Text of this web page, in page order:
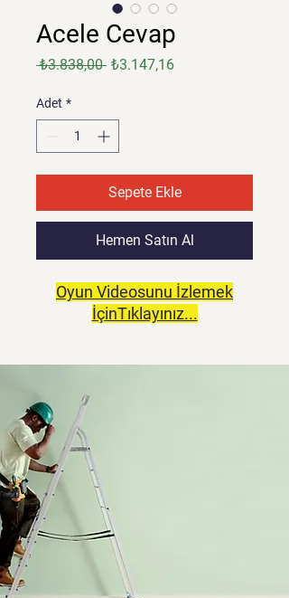
Acele Cevap
₺3.838,00 Normal
₺3.147,16İndirimli
Adet *
Sepete Ekle
Hemen Satın Al
Oyun Videosunu İzlemek
İçinTıklayınız...